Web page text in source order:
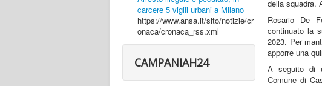
carcere 5 vigili urbani a Milano
https://www.ansa.it/sito/notizie/cr
onaca/cronaca_rss.xml
CAMPANIAH24
della squadra.
Rosario De
continuato la
2023. Per
apporre una
A seguito di
Comune di